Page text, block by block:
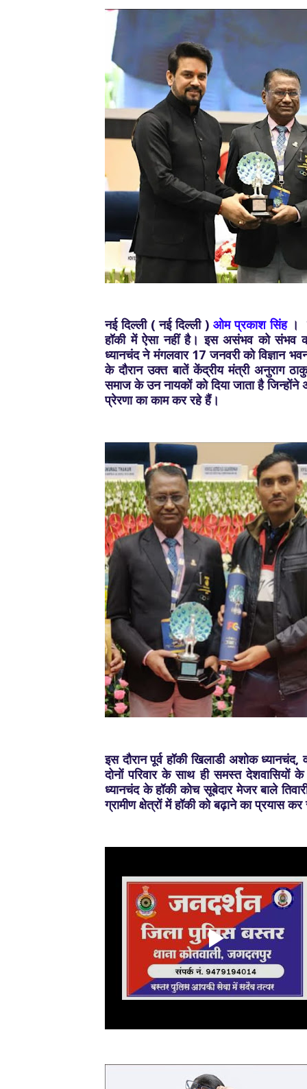
नई दिल्ली ( नई दिल्ली ) ओम प्रकाश सिंह।
हॉकी में ऐसा नहीं है। इस असंभव को संभव
ध्यानचंद ने मंगलवार 17 जनवरी को विज्ञान
के दौरान उक्त बातें केंद्रीय मंत्री अनुराग
समाज के उन नायकों को दिया जाता है
प्रेरणा का काम कर रहे हैं।
इस दौरान पूर्व हॉकी खिलाडी अशोक
दोनों परिवार के साथ ही समस्त
ध्यानचंद के हॉकी कोच सूबेदार मेजर बाले
ग्रामीण क्षेत्रों में हॉकी को बढ़ाने का प्रयास